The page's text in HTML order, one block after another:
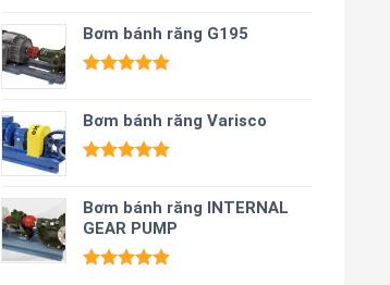
hạng5.00
5 sao
Bơm bánh răng G195
5 sao
Bơm bánh răng Varisco
5 sao
Bơm bánh răng INTERNAL
GEAR PUMP